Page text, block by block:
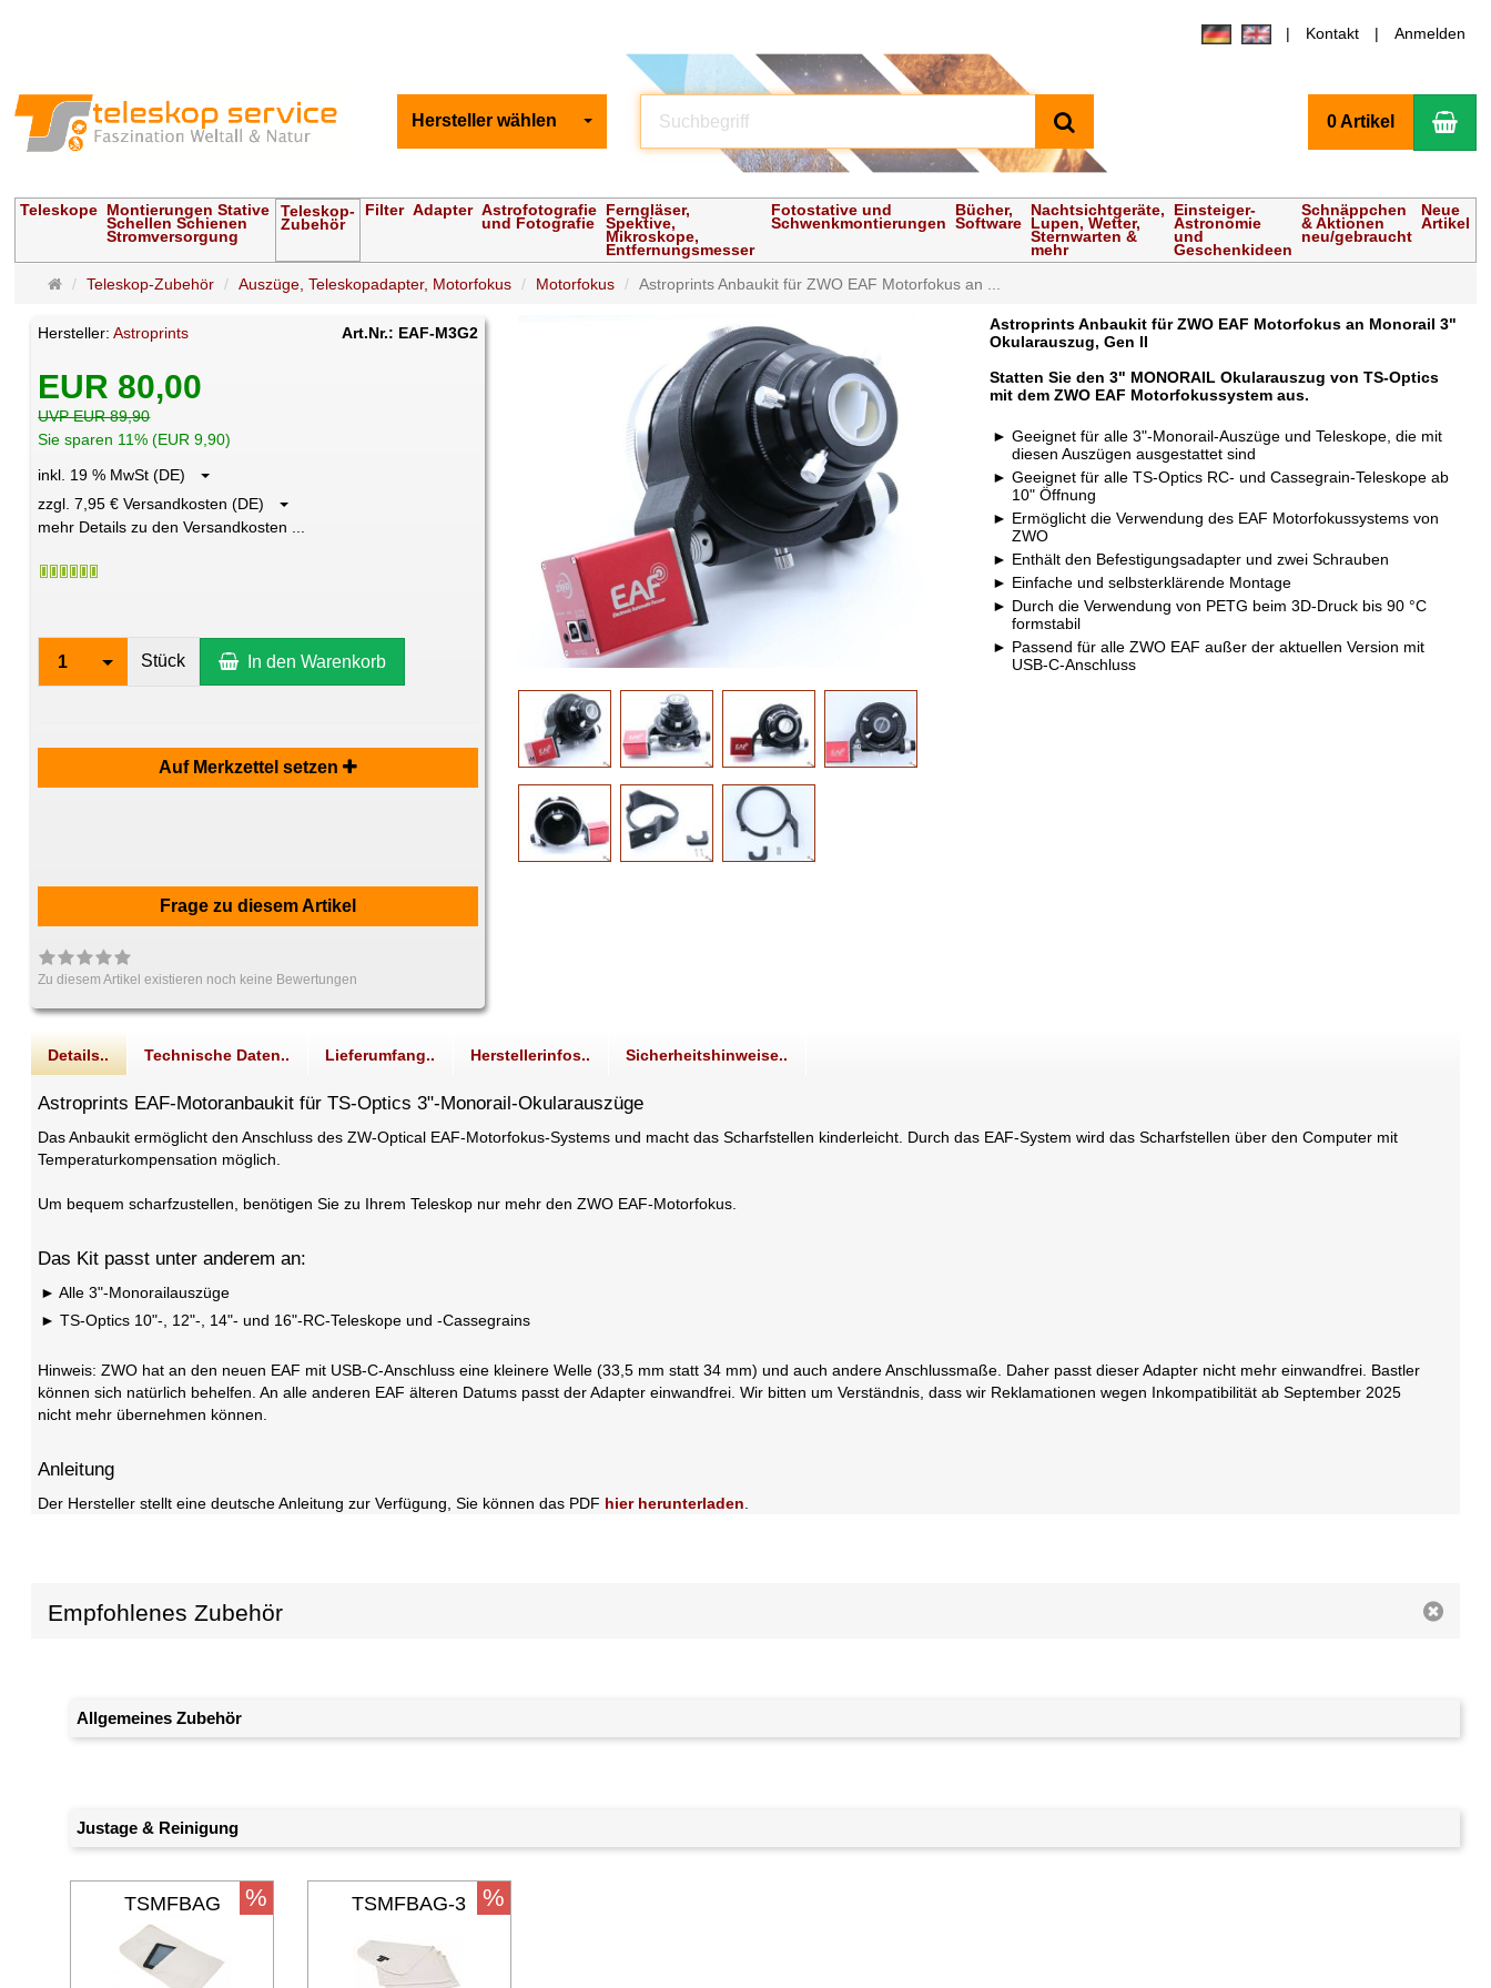
Kontakt Anmelden
Hersteller wählen 0 Artikel
Teleskope Montierungen Stative
Schellen Schienen
Stromversorgung
Teleskop-
Zubehör
Filter Adapter Astrofotografie
und Fotografie
Ferngläser,
Spektive,
Mikroskope,
Entfernungsmesser
Fotostative und
Schwenkmontierungen
Bücher,
Software
Nachtsichtgeräte,
Lupen, Wetter,
Sternwarten &
mehr
Einsteiger-
Astronomie
und
Geschenkideen
Schnäppchen
& Aktionen
neu/gebraucht
Neue
Artikel
Startseite
Teleskop-Zubehör Auszüge, Teleskopadapter, Motorfokus Motorfokus Astroprints Anbaukit für ZWO EAF Motorfokus an ...
Hersteller:Astroprints Art.Nr.: EAF-M3G2
EUR 80,00
UVP EUR 89,90
Sie sparen 11% (EUR 9,90)
inkl. 19 % MwSt (DE)
zzgl. 7,95 € Versandkosten (DE)
mehr Details zu den Versandkosten ...
1 Stück In den Warenkorb
Auf Merkzettel setzen
Frage zu diesem Artikel
Zu diesem Artikel existieren noch keine Bewertungen
Astroprints Anbaukit für ZWO EAF Motorfokus an Monorail 3"
Okularauszug, Gen II
Statten Sie den 3" MONORAIL Okularauszug von TS-Optics
mit dem ZWO EAF Motorfokussystem aus.
Geeignet für alle 3"-Monorail-Auszüge und Teleskope, die mit
diesen Auszügen ausgestattet sind
Geeignet für alle TS-Optics RC- und Cassegrain-Teleskope ab
10" Öffnung
Ermöglicht die Verwendung des EAF Motorfokussystems von
ZWO
Enthält den Befestigungsadapter und zwei Schrauben
Einfache und selbsterklärende Montage
Durch die Verwendung von PETG beim 3D-Druck bis 90 °C
formstabil
Passend für alle ZWO EAF außer der aktuellen Version mit
USB-C-Anschluss
Details.. Technische Daten.. Lieferumfang.. Herstellerinfos.. Sicherheitshinweise..
Astroprints EAF-Motoranbaukit für TS-Optics 3"-Monorail-Okularauszüge
Das Anbaukit ermöglicht den Anschluss des ZW-Optical EAF-Motorfokus-Systems und macht das Scharfstellen kinderleicht. Durch das EAF-System wird das Scharfstellen über den Computer mit
Temperaturkompensation möglich.
Um bequem scharfzustellen, benötigen Sie zu Ihrem Teleskop nur mehr den ZWO EAF-Motorfokus.
Das Kit passt unter anderem an:
Alle 3"-Monorailauszüge
TS-Optics 10"-, 12"-, 14"- und 16"-RC-Teleskope und -Cassegrains
Hinweis: ZWO hat an den neuen EAF mit USB-C-Anschluss eine kleinere Welle (33,5 mm statt 34 mm) und auch andere Anschlussmaße. Daher passt dieser Adapter nicht mehr einwandfrei. Bastler
können sich natürlich behelfen. An alle anderen EAF älteren Datums passt der Adapter einwandfrei. Wir bitten um Verständnis, dass wir Reklamationen wegen Inkompatibilität ab September 2025
nicht mehr übernehmen können.
Anleitung
Der Hersteller stellt eine deutsche Anleitung zur Verfügung, Sie können das PDF hier herunterladen
Empfohlenes Zubehör
Allgemeines Zubehör
Justage & Reinigung
TSMFBAG % TSMFBAG-3 %